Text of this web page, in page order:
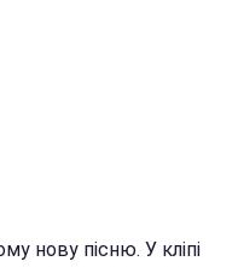
нову пісню. У кліпі